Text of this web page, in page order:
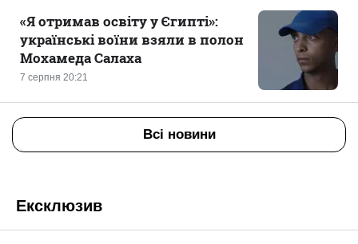
7 серпня 20:21
«Я отримав освіту у Єгипті»:
українські воїни взяли в полон
Мохамеда Салаха
Всі новини
Ексклюзив